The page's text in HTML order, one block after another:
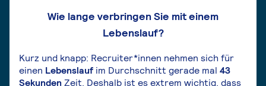
Wie lange verbringen Sie mit einem
Lebenslauf?
Kurz und knapp: Recruiter*innen nehmen sich für
einen Lebenslauf im Durchschnitt gerade mal 43
SekundenZeit. Deshalb ist es extrem wichtig, dass